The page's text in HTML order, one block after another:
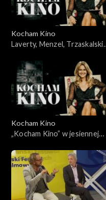
Kocham Kino
Laverty, Menzel, Trzaskalski,
Kocham Kino
„Kocham Kino” w jesiennej